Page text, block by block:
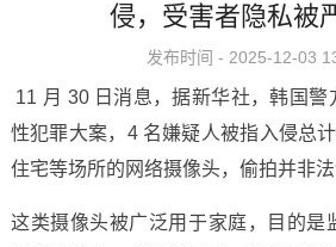
侵，受害者隐私被
发布时间 - 2025-12-03
11 月 30 日消息，据新华社，韩国
性犯罪大案，4 名嫌疑人被指入侵总
住宅等场所的网络摄像头，偷拍并非法
这类摄像头被广泛用于家庭，目的是